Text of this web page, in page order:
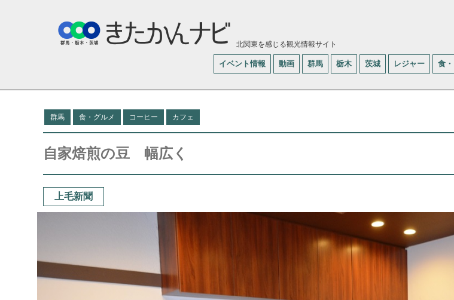
北関東を感じる観光情報サイト
イベント情報 動画 群馬 栃木 茨城 レジャー 食
群馬 食・グルメ コーヒー カフェ
自家焙煎の豆 幅広く
上毛新聞